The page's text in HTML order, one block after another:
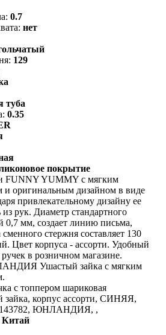
0.7
нет
129
туба
0.35
покрытие
FUNNY YUMMY с мягким
и оригинальным дизайном в виде
привлекательному дизайну ее
из рук. Диаметр стандартного
0,7 мм, создает линию письма,
стержня составляет 130
Цвет корпуса - ассорти. Удобный
в розничном магазине.
Ушастый зайка с мягким
с топпером шариковая
корпус ассорти, СИНЯЯ,
143782, ЮНЛАНДИЯ, ,
Китай